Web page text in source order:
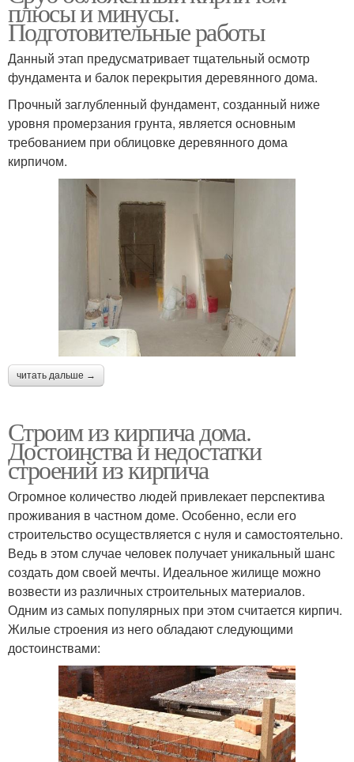
плюсы и минусы.
Подготовительные работы
Данный этап предусматривает тщательный осмотр
фундамента и балок перекрытия деревянного дома.
Прочный заглубленный фундамент, созданный ниже
уровня промерзания грунта, является основным
требованием при облицовке деревянного дома
кирпичом.
читать дальше →
Строим из кирпича дома.
Достоинства и недостатки
строений из кирпича
Огромное количество людей привлекает перспектива
проживания в частном доме. Особенно, если его
строительство осуществляется с нуля и самостоятельно.
Ведь в этом случае человек получает уникальный шанс
создать дом своей мечты. Идеальное жилище можно
возвести из различных строительных материалов.
Одним из самых популярных при этом считается кирпич.
Жилые строения из него обладают следующими
достоинствами: